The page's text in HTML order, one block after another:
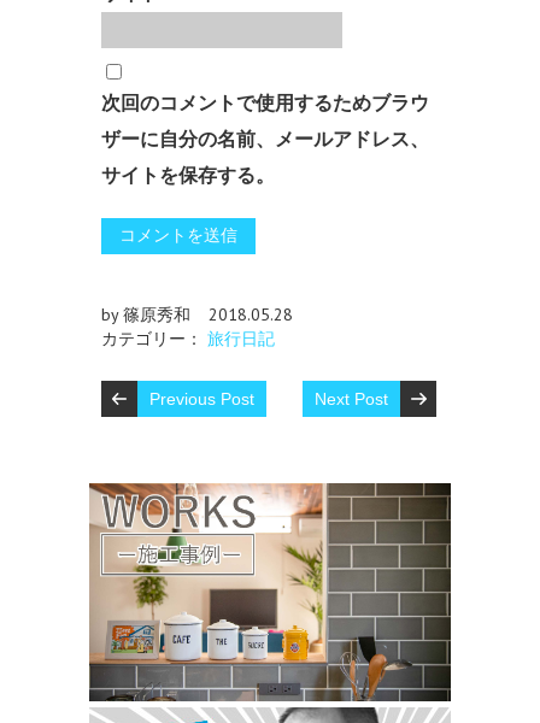
次回のコメントで使用するためブラウ
ザーに自分の名前、メールアドレス、
サイトを保存する。
by 篠原秀和
2018.05.28
カテゴリー： 旅行日記
Previous Post Next Post